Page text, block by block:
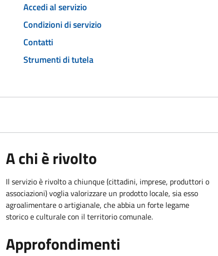
Accedi al servizio
Condizioni di servizio
Contatti
Strumenti di tutela
A chi è rivolto
Il servizio è rivolto a chiunque (cittadini, imprese, produttori o
associazioni) voglia valorizzare un prodotto locale, sia esso
agroalimentare o artigianale, che abbia un forte legame
storico e culturale con il territorio comunale.
Approfondimenti